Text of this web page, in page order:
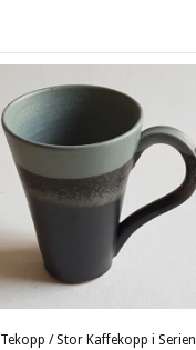
Tekopp / Stor Kaffekopp i Serien